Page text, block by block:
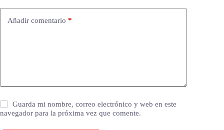
Añadir comentario *
Guarda mi nombre, correo electrónico y web en este
navegador para la próxima vez que comente.